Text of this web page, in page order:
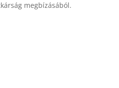
megbízásából.